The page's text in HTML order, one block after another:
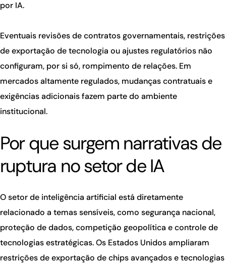
por IA.
Eventuais revisões de contratos governamentais, restrições
de exportação de tecnologia ou ajustes regulatórios não
configuram, por si só, rompimento de relações. Em
mercados altamente regulados, mudanças contratuais e
exigências adicionais fazem parte do ambiente
institucional.
Por que surgem narrativas de
ruptura no setor de IA
O setor de inteligência artificial está diretamente
relacionado a temas sensíveis, como segurança nacional,
proteção de dados, competição geopolítica e controle de
tecnologias estratégicas. Os Estados Unidos ampliaram
restrições de exportação de chips avançados e tecnologias